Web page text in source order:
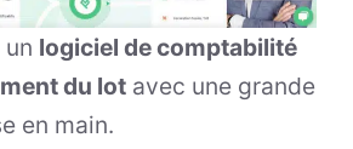
un logiciel de comptabilité
du lot avec une grande
en main.